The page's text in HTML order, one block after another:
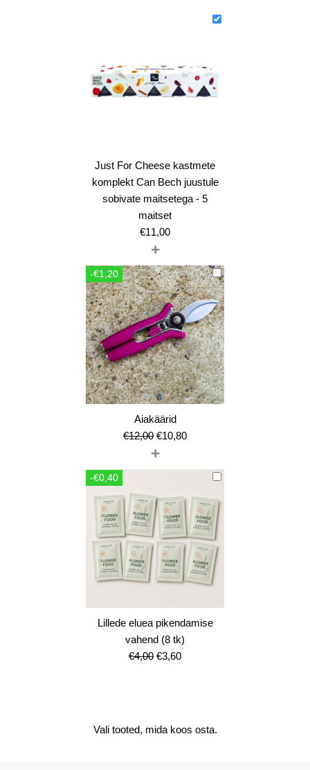
Just For Cheese kastmete
komplekt Can Bech juustule
sobivate maitsetega - 5
maitset
€11,00
+
-€1,20
Aiakäärid
€12,00 Algne
hind
oli:
€10,80Current
is:
€10,80.
+
-€0,40
Lillede eluea pikendamise
vahend (8 tk)
€4,00 Algne
€3,60Current
Vali tooted, mida koos osta.